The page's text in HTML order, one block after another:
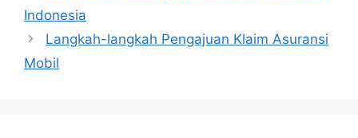
Indonesia
Langkah-langkah Pengajuan Klaim Asuransi
Mobil